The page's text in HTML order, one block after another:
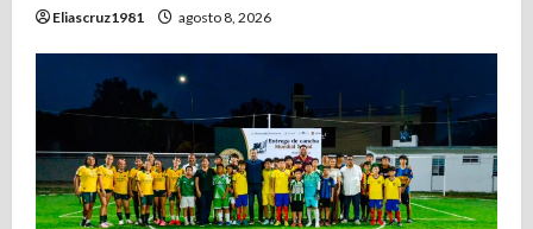
Eliascruz1981 agosto 8, 2026